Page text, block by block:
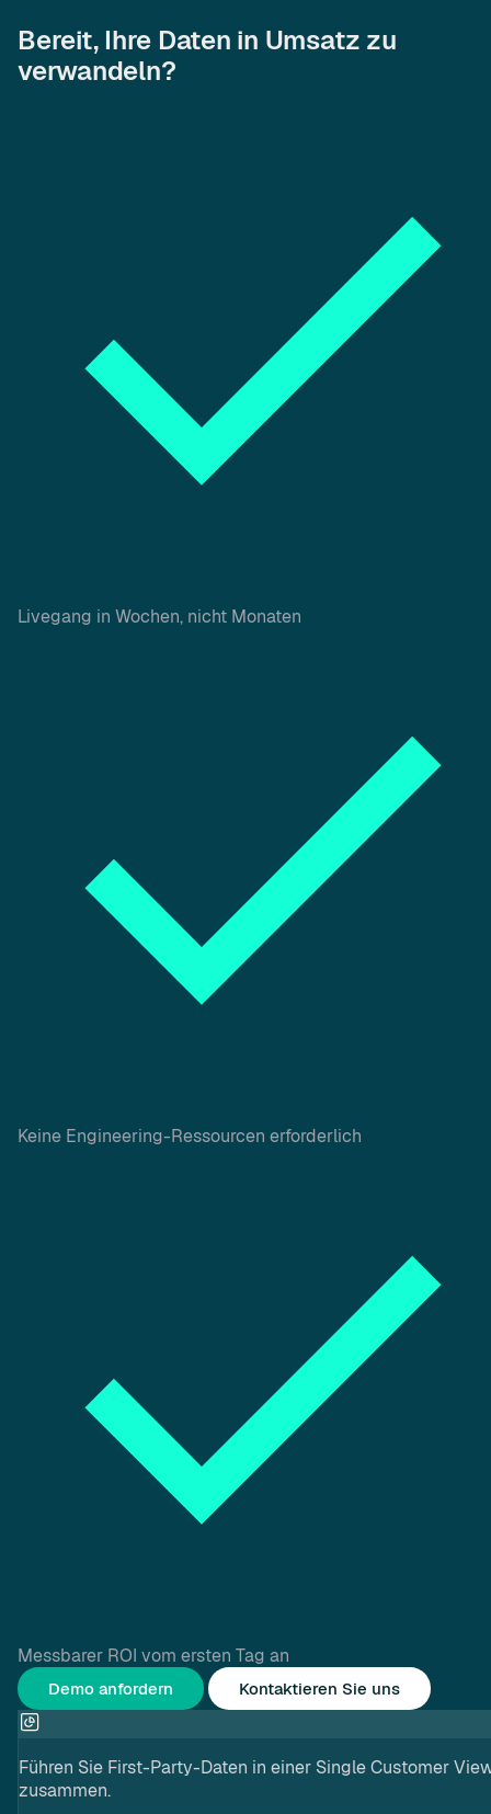
Bereit, Ihre Daten in Umsatz zu
verwandeln?
Livegang in Wochen, nicht Monaten
Keine Engineering-Ressourcen erforderlich
Messbarer ROI vom ersten Tag an
Demo anfordern Kontaktieren Sie uns
Führen Sie First-Party-Daten in einer Single Customer
zusammen.